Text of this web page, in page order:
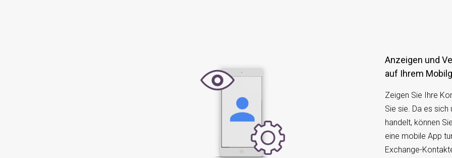
Anzeigen und Verwalten von Android-Kontakten
auf Ihrem
Zeigen Sie Ihre
Sie sie. Da es sich
handelt, können
eine mobile App
Exchange-